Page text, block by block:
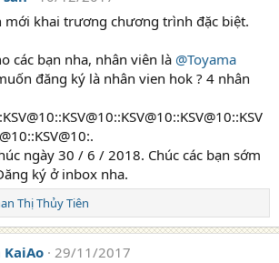
khai trương chương trình đặc biệt.
các bạn nha, nhân viên là @Toyama
đăng ký là nhân vien hok ? 4 nhân
ngày 30 / 6 / 2018. Chúc các bạn sớm
ký ở inbox nha.
Thị Thủy Tiên
KaiAo 29/11/2017